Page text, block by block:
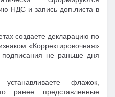
НДС и запись доп.листа в
создаете декларацию по
«Корректировочная»
подписания не раньше дня
флажок,
ранее представленные